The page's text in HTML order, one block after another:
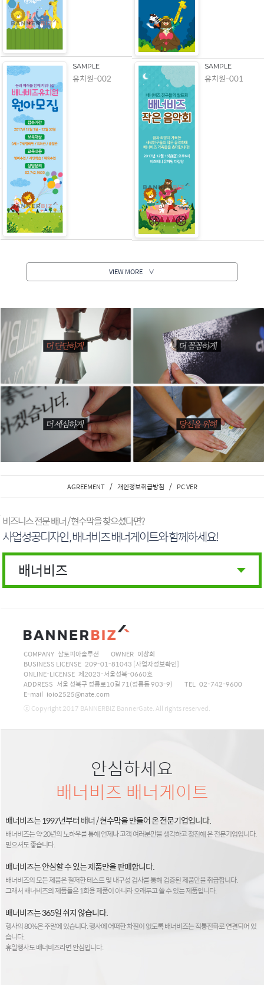
SAMPLE
유치원-002
SAMPLE
유치원-001
VIEW MORE ∨
AGREEMENT / 개인정보취급방침 / PC VER
비즈니스 전문 배너 / 현수막을 찾으셨다면?
사업성공디자인 , 배너비즈 배너게이트와 함께하세요!
배너비즈
COMPANY 삼토피아솔루션
OWNER 이창희
BUSINESS LICENSE 209-01-81043 [사업자정보확인]
ONLINE-LICENSE 제2023-서울성북-0660호
ADDRESS 서울 성북구 정릉로10길 71(정릉동 903-9)
TEL 02-742-9600
E-mail ioio2525@nate.com
ⓒ Copyright 2017 BANNERBIZ BannerGate. All rights reserved.
안심하세요
배너비즈 배너게이트
배너비즈는 1997년부터 배너 / 현수막을 만들어 온 전문기업입니다.
배너비즈는 약 20년의 노하우를 통해 언제나 고객 여러분만을 생각하고 정진해 온 전문기업입니다.
믿으셔도 좋습니다.
배너비즈는 안심할 수 있는 제품만을 판매합니다.
배너비즈의 모든 제품은 철저한 테스트 및 내구성 검사를 통해 검증된 제품만을 취급합니다.
그래서 배너비즈의 제품들은 1회용 제품이 아니라 오래두고 쓸 수 있는 제품입니다.
배너비즈는 365일 쉬지 않습니다.
행사의 80%은 주말에 있습니다. 행사에 어떠한 차질이 없도록 배너비즈는 직통전화로 연결되어 있
습니다.
휴일행사도 배너비즈라면 안심입니다.